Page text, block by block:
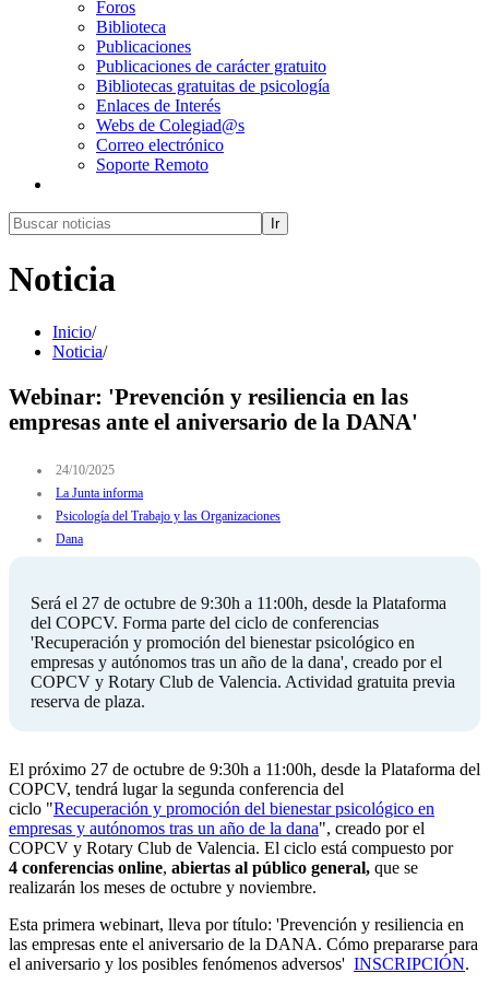
Foros
Biblioteca
Publicaciones
Publicaciones de carácter gratuito
Bibliotecas gratuitas de psicología
Enlaces de Interés
Webs de Colegiad@s
Correo electrónico
Soporte Remoto
Ir
Noticia
Inicio/
Noticia/
Webinar: 'Prevención y resiliencia en las
empresas ante el aniversario de la DANA'
24/10/2025
La Junta informa
Psicología del Trabajo y las Organizaciones
Dana
Será el 27 de octubre de 9:30h a 11:00h, desde la Plataforma
del COPCV. Forma parte del ciclo de conferencias
'Recuperación y promoción del bienestar psicológico en
empresas y autónomos tras un año de la dana', creado por el
COPCV y Rotary Club de Valencia. Actividad gratuita previa
reserva de plaza.
El próximo 27 de octubre de 9:30h a 11:00h, desde la Plataforma del
COPCV, tendrá lugar la segunda conferencia del
ciclo "Recuperación y promoción del bienestar psicológico en
empresas y autónomos tras un año de la dana", creado por el
COPCV y Rotary Club de Valencia. El ciclo está compuesto por
4 conferencias online, abiertas al público general, que se
realizarán los meses de octubre y noviembre.
Esta primera webinart, lleva por título: 'Prevención y resiliencia en
las empresas ente el aniversario de la DANA. Cómo prepararse para
el aniversario y los posibles fenómenos adversos' INSCRIPCIÓN.